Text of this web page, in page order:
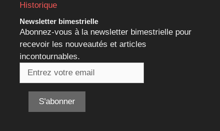
Historique
Newsletter bimestrielle
Abonnez-vous à la newsletter bimestrielle pour
recevoir les nouveautés et articles
incontournables.